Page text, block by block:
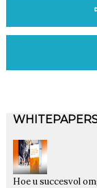
Hoe u succesvol